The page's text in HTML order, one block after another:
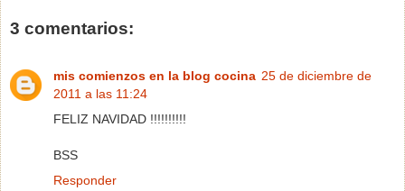
3 comentarios:
mis comienzos en la blog cocina 25 de diciembre de
2011 a las 11:24
FELIZ NAVIDAD !!!!!!!!!!
BSS
Responder